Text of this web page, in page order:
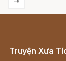
Truyện Xưa